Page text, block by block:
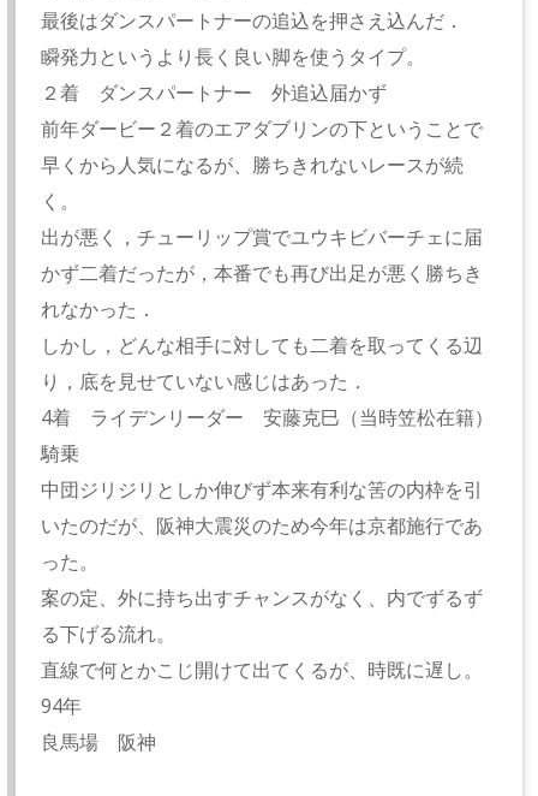
最後はダンスパートナーの追込を押さえ込んだ．
瞬発力というより長く良い脚を使うタイプ。
２着 ダンスパートナー 外追込届かず
前年ダービー２着のエアダブリンの下ということで
早くから人気になるが、勝ちきれないレースが続
く。
出が悪く，チューリップ賞でユウキビバーチェに届
かず二着だったが，本番でも再び出足が悪く勝ちき
れなかった．
しかし，どんな相手に対しても二着を取ってくる辺
り，底を見せていない感じはあった．
4着 ライデンリーダー 安藤克巳（当時笠松在籍）
騎乗
中団ジリジリとしか伸びず本来有利な筈の内枠を引
いたのだが、阪神大震災のため今年は京都施行であ
った。
案の定、外に持ち出すチャンスがなく、内でずるず
る下げる流れ。
直線で何とかこじ開けて出てくるが、時既に遅し。
94年
良馬場 阪神